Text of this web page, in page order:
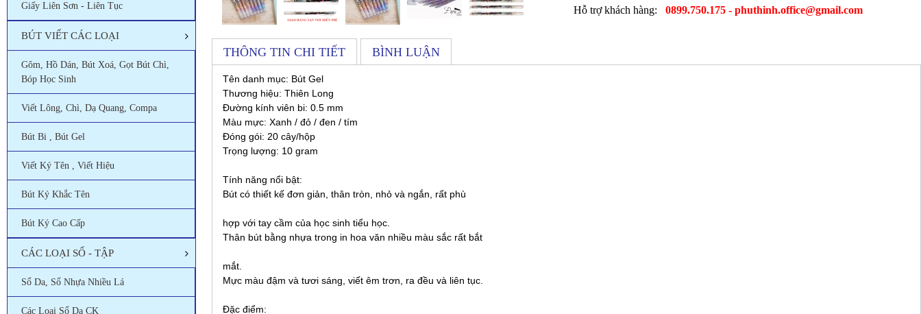
Giấy Liên Sơn - Liên Tục
BÚT VIẾT CÁC LOẠI
Gôm, Hồ Dán, Bút Xoá, Gọt Bút Chì,
Bóp Học Sinh
Viết Lông, Chì, Dạ Quang, Compa
Bút Bi , Bút Gel
Viết Ký Tên , Viết Hiệu
Bút Ký Khắc Tên
Bút Ký Cao Cấp
CÁC LOẠI SỔ - TẬP
Sổ Da, Sổ Nhựa Nhiều Lá
Các Loại Sổ Da CK
Hỗ trợ khách hàng: 0899.750.175 - phuthinh.office@gmail.com
THÔNG TIN CHI TIẾT BÌNH LUẬN
Tên danh mục: Bút Gel
Thương hiệu: Thiên Long
Đường kính viên bi: 0.5 mm
Màu mực: Xanh / đỏ / đen / tím
Đóng gói: 20 cây/hộp
Trọng lượng: 10 gram
Tính năng nổi bật:
Bút có thiết kế đơn giản, thân tròn, nhỏ và ngắn, rất phù
hợp với tay cầm của học sinh tiểu học.
Thân bút bằng nhựa trong in hoa văn nhiều màu sắc rất bắt
mắt.
Mực màu đậm và tươi sáng, viết êm trơn, ra đều và liên tục.
Đặc điểm: